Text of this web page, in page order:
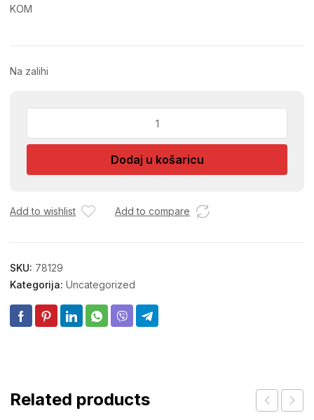
KOM
Na zalihi
KOSU
CH6339
Dodaj u košaricu
Add to wishlist Add to compare
SKU: 78129
Kategorija: Uncategorized
Related products